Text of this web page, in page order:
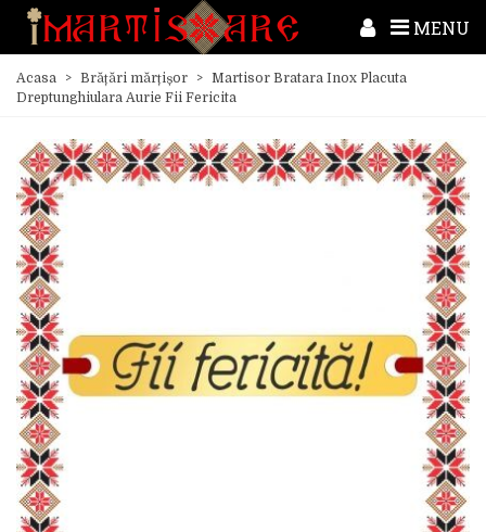
MENU
Acasa > Brățări mărțișor > Martisor Bratara Inox Placuta
Dreptunghiulara Aurie Fii Fericita